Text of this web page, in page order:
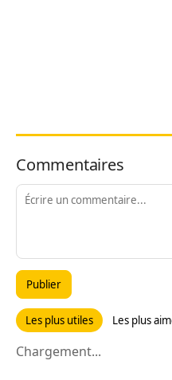
Commentaires
Publier
Les plus utiles Les plus
Chargement...